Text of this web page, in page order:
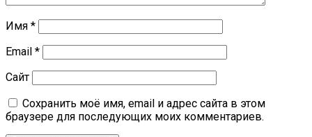
Имя *
Email *
Сайт
Сохранить моё имя, email и адрес сайта в этом
браузере для последующих моих комментариев.